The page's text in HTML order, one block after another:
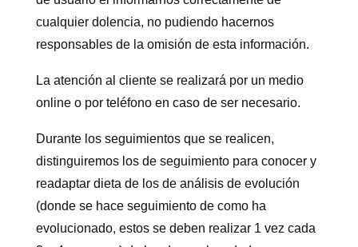
cualquier dolencia, no pudiendo hacernos
responsables de la omisión de esta información.
La atención al cliente se realizará por un medio
online o por teléfono en caso de ser necesario.
Durante los seguimientos que se realicen,
distinguiremos los de seguimiento para conocer y
readaptar dieta de los de análisis de evolución
(donde se hace seguimiento de como ha
evolucionado, estos se deben realizar 1 vez cada